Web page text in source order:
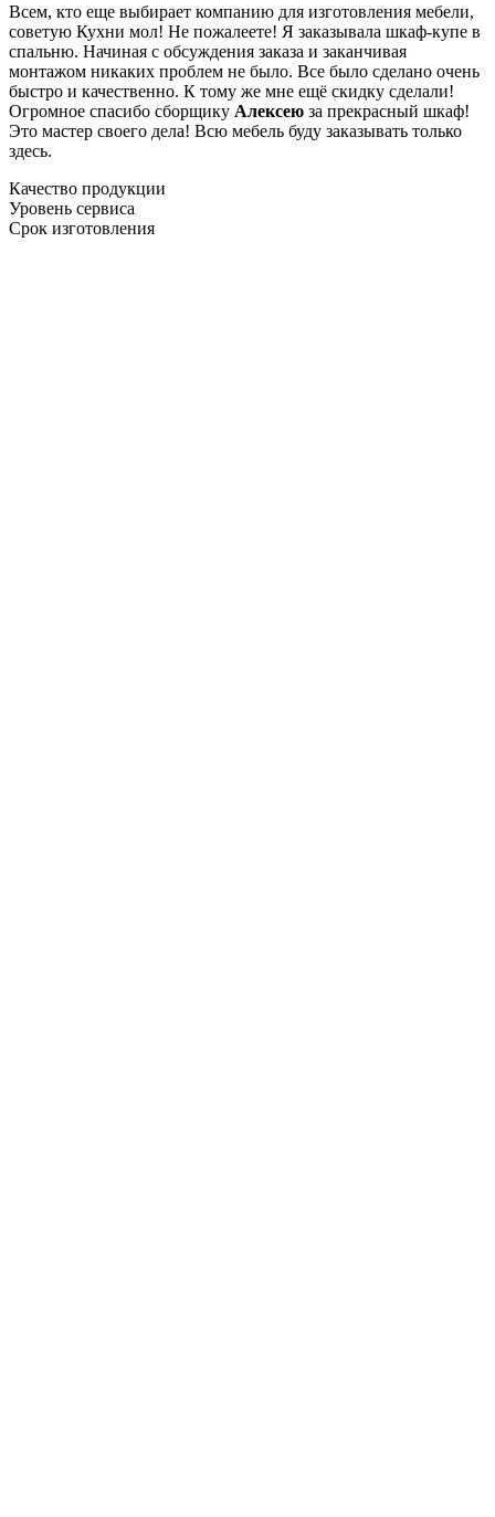
Всем, кто еще выбирает компанию для изготовления мебели,
советую Кухни мол! Не пожалеете! Я заказывала шкаф-купе в
спальню. Начиная с обсуждения заказа и заканчивая
монтажом никаких проблем не было. Все было сделано очень
быстро и качественно. К тому же мне ещё скидку сделали!
Огромное спасибо сборщику Алексею за прекрасный шкаф!
Это мастер своего дела! Всю мебель буду заказывать только
здесь.
Качество продукции
Уровень сервиса
Срок изготовления